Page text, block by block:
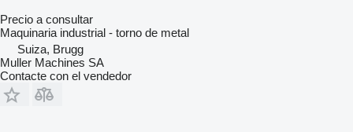
Precio a consultar
Maquinaria industrial - torno de metal
Suiza, Brugg
Muller Machines SA
Contacte con el vendedor